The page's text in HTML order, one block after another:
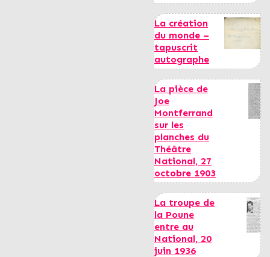
La création
du monde –
tapuscrit
autographe
La pièce de
Joe
Montferrand
sur les
planches du
Théâtre
National, 27
octobre 1903
La troupe de
la Poune
entre au
National, 20
juin 1936